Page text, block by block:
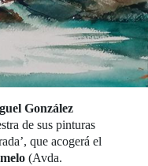
González
de sus pinturas
que acogerá el
(Avda.